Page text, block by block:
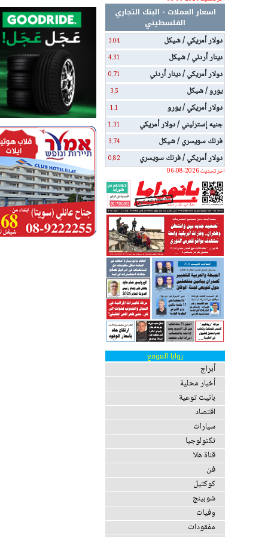
اسعار العملات - البنك التجاري
الفلسطيني
دولار أمريكي / شيكل
3.04
دينار أردني / شيكل 4.31
دولار أمريكي / دينار أردني 0.71
يورو / شيكل 3.5
دولار أمريكي / يورو 1.1
جنيه إسترليني / دولار أمريكي 1.31
فرنك سويسري / شيكل 3.74
دولار أمريكي / فرنك سويسري
0.82
اخر تحديث 2026-08-06
زوايا الموقع
أبراج
أخبار محلية
بانيت توعية
اقتصاد
سيارات
تكنولوجيا
قناة هلا
فن
كوكتيل
شوبينج
وفيات
مفقودات